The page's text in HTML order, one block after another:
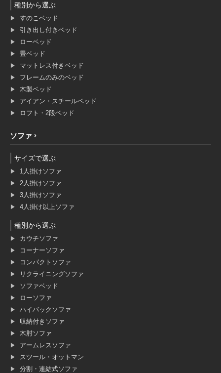
種別から選ぶ
すのこベッド
引き出し付きベッド
ローベッド
畳ベッド
マットレス付きベッド
フレームのみのベッド
木製ベッド
アイアン・スチールベッド
ロフト・2段ベッド
ソファ
サイズで選ぶ
1人掛けソファ
2人掛けソファ
3人掛けソファ
4人掛け以上ソファ
種別から選ぶ
カウチソファ
コーナーソファ
コンパクトソファ
リクライニングソファ
ソファベッド
ローソファ
ハイバックソファ
収納付きソファ
木肘ソファ
アームレスソファ
スツール・オットマン
分割・連結式ソファ